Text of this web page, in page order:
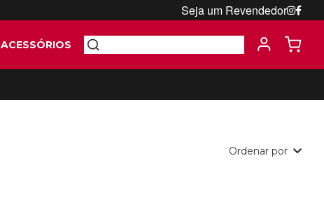
Seja um Revendedor
ACESSÓRIOS
Ordenar por